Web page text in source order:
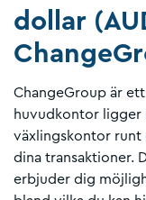
dollar
ChangeGroup är
huvudkontor ligger
växlingskontor
dina transaktioner.
erbjuder dig